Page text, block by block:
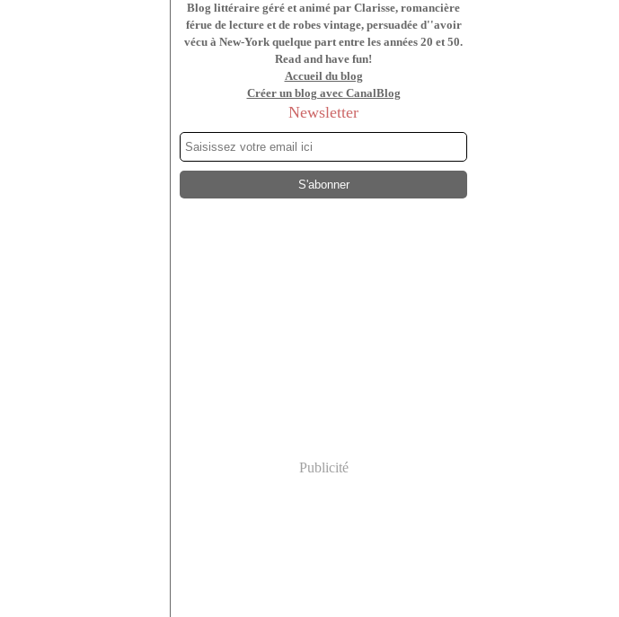
Blog littéraire géré et animé par Clarisse, romancière
férue de lecture et de robes vintage, persuadée d''avoir
vécu à New-York quelque part entre les années 20 et 50.
Read and have fun!
Accueil du blog
Créer un blog avec CanalBlog
Newsletter
Publicité